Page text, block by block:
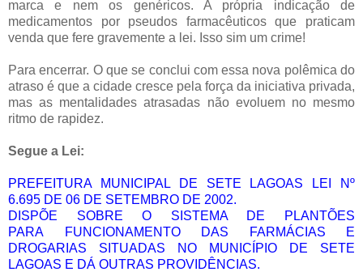
marca e nem os genéricos. A própria indicação de
medicamentos por pseudos farmacêuticos que praticam
venda que fere gravemente a lei. Isso sim um crime!
Para encerrar. O que se conclui com essa nova polêmica do
atraso é que a cidade cresce pela força da iniciativa privada,
mas as mentalidades atrasadas não evoluem no mesmo
ritmo de rapidez.
Segue a Lei:
PREFEITURA MUNICIPAL DE SETE LAGOAS LEI Nº
6.695 DE 06 DE SETEMBRO DE 2002.
DISPÕE SOBRE O SISTEMA DE PLANTÕES
PARA FUNCIONAMENTO DAS FARMÁCIAS E
DROGARIAS SITUADAS NO MUNICÍPIO DE SETE
LAGOAS E DÁ OUTRAS PROVIDÊNCIAS.